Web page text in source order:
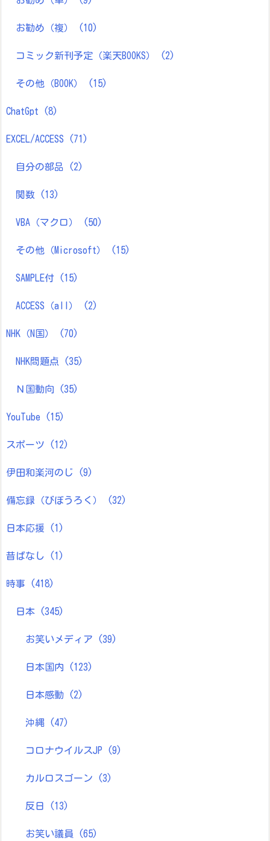
お勧め（複） (10)
コミック新刊予定（楽天BOOKS） (2)
その他（BOOK） (15)
ChatGpt (8)
EXCEL/ACCESS (71)
自分の部品 (2)
関数 (13)
VBA（マクロ） (50)
その他（Microsoft） (15)
SAMPLE付 (15)
ACCESS（all） (2)
NHK（N国） (70)
NHK問題点 (35)
Ｎ国動向 (35)
YouTube (15)
スポーツ (12)
伊田和楽河のじ (9)
備忘録（びぼうろく） (32)
日本応援 (1)
昔ばなし (1)
時事 (418)
日本 (345)
お笑いメディア (39)
日本国内 (123)
日本感動 (2)
沖縄 (47)
コロナウイルスJP (9)
カルロスゴーン (3)
反日 (13)
お笑い議員 (65)